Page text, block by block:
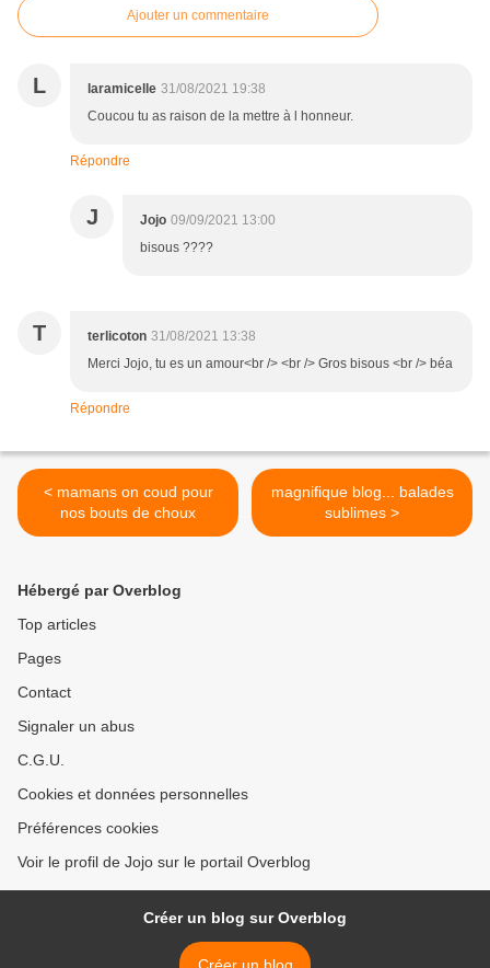
Ajouter un commentaire
L laramicelle 31/08/2021 19:38
Coucou tu as raison de la mettre à l honneur.
Répondre
J Jojo 09/09/2021 13:00
bisous ????
T terlicoton 31/08/2021 13:38
Merci Jojo, tu es un amour<br /> <br /> Gros bisous <br /> béa
Répondre
< mamans on coud pour
nos bouts de choux
magnifique blog... balades
sublimes >
Hébergé par Overblog
Top articles
Pages
Contact
Signaler un abus
C.G.U.
Cookies et données personnelles
Préférences cookies
Voir le profil de Jojo sur le portail Overblog
Créer un blog sur Overblog